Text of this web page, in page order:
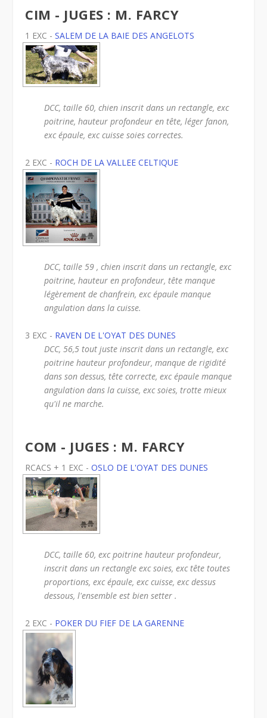
CIM - JUGES : M. FARCY
1 EXC -SALEM DE LA BAIE DES ANGELOTS
DCC, taille 60, chien inscrit dans un rectangle, exc
poitrine, hauteur profondeur en tête, léger fanon,
exc épaule, exc cuisse soies correctes.
2 EXC - ROCH DE LA VALLEE CELTIQUE
DCC, taille 59 , chien inscrit dans un rectangle, exc
poitrine, hauteur en profondeur, tête manque
légèrement de chanfrein, exc épaule manque
angulation dans la cuisse.
3 EXC - RAVEN DE L'OYAT DES DUNES
DCC, 56,5 tout juste inscrit dans un rectangle, exc
poitrine hauteur profondeur, manque de rigidité
dans son dessus, tête correcte, exc épaule manque
angulation dans la cuisse, exc soies, trotte mieux
qu'il ne marche.
COM - JUGES : M. FARCY
RCACS + 1 EXC -OSLO DE L'OYAT DES DUNES
DCC, taille 60, exc poitrine hauteur profondeur,
inscrit dans un rectangle exc soies, exc tête toutes
proportions, exc épaule, exc cuisse, exc dessus
dessous, l'ensemble est bien setter .
2 EXC - POKER DU FIEF DE LA GARENNE